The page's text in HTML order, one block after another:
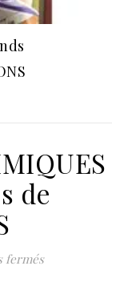
de
ferméssur